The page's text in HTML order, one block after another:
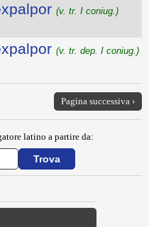
(v. tr. I coniug.)
(v. tr. dep. I coniug.)
Pagina successiva ›
latino a partire da: